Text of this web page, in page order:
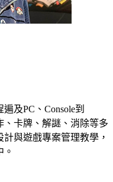
及PC、Console到
、卡牌、解謎、消除等多
與遊戲專案管理教學，